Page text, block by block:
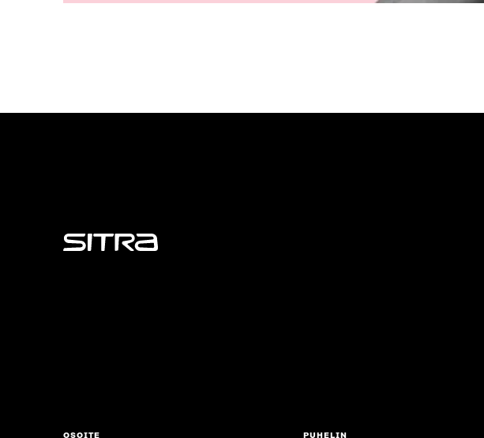
Sitra
OSOITE PUHELIN